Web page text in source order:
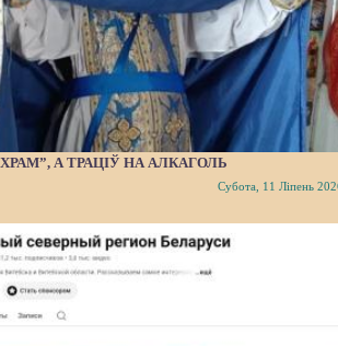
А ТРАЦІЎ НА АЛКАГОЛЬ
Субота, 11 Ліпень